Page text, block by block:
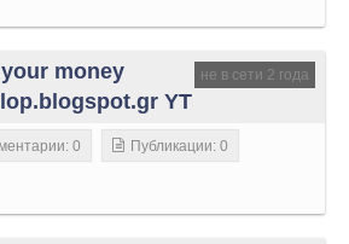
не в сети 2 года
money
YT
0 Публикации: 0